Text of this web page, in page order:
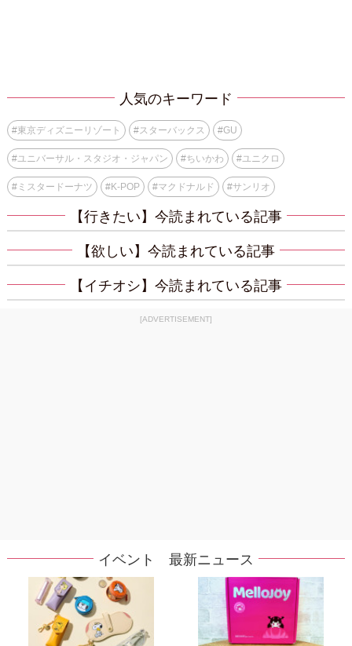
人気のキーワード
#東京ディズニーリゾート #スターバックス #GU
#ユニバーサル・スタジオ・ジャパン #ちいかわ #ユニクロ
#ミスタードーナツ #K-POP #マクドナルド #サンリオ
【行きたい】今読まれている記事
【欲しい】今読まれている記事
【イチオシ】今読まれている記事
[ADVERTISEMENT]
イベント 最新ニュース